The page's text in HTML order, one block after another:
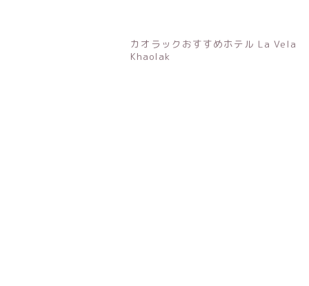
カオラックおすすめホテル La Vela
Khaolak